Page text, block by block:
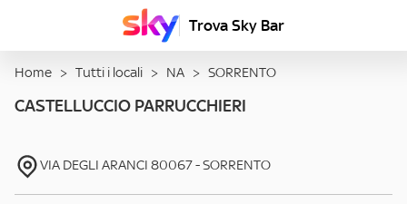
Trova Sky Bar
Home > Tutti i locali > NA > SORRENTO
CASTELLUCCIO PARRUCCHIERI
VIA DEGLI ARANCI 80067-SORRENTO